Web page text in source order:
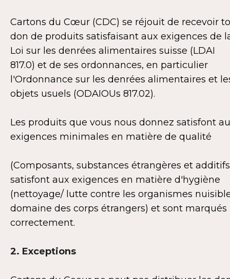
Cartons du Cœur (CDC) se réjouit de recevoir
don de produits satisfaisant aux exigences de
Loi sur les denrées alimentaires suisse (LDAI
817.0) et de ses ordonnances, en particulier
l'Ordonnance sur les denrées alimentaires et
objets usuels (ODAIOUs 817.02).
Les produits que vous nous donnez satisfont
exigences minimales en matière de qualité
(Composants, substances étrangères et
satisfont aux exigences en matière d'hygiène
(nettoyage/ lutte contre les organismes
domaine des corps étrangers) et sont marqués
correctement.
2. Exceptions